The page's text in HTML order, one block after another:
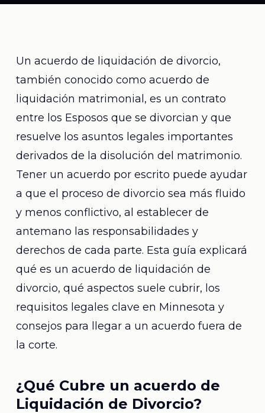
Un acuerdo de liquidación de divorcio,
también conocido como acuerdo de
liquidación matrimonial, es un contrato
entre los Esposos que se divorcian y que
resuelve los asuntos legales importantes
derivados de la disolución del matrimonio.
Tener un acuerdo por escrito puede ayudar
a que el proceso de divorcio sea más fluido
y menos conflictivo, al establecer de
antemano las responsabilidades y
derechos de cada parte. Esta guía explicará
qué es un acuerdo de liquidación de
divorcio, qué aspectos suele cubrir, los
requisitos legales clave en Minnesota y
consejos para llegar a un acuerdo fuera de
la corte.
¿Qué Cubre un acuerdo de
Liquidación de Divorcio?